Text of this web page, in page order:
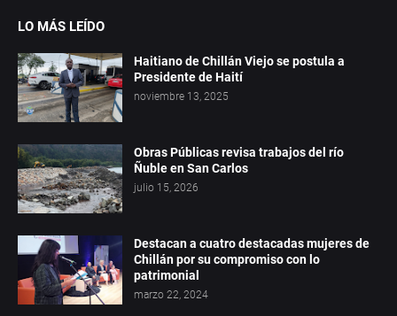
LO MÁS LEÍDO
Haitiano de Chillán Viejo se postula a
Presidente de Haití
noviembre 13, 2025
Obras Públicas revisa trabajos del río
Ñuble en San Carlos
julio 15, 2026
Destacan a cuatro destacadas mujeres de
Chillán por su compromiso con lo
patrimonial
marzo 22, 2024